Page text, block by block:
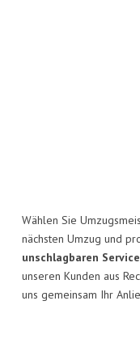
Wählen Sie
nächsten Umzug und
unschlagbaren Service
unseren Kunden aus
uns gemeinsam Ihr